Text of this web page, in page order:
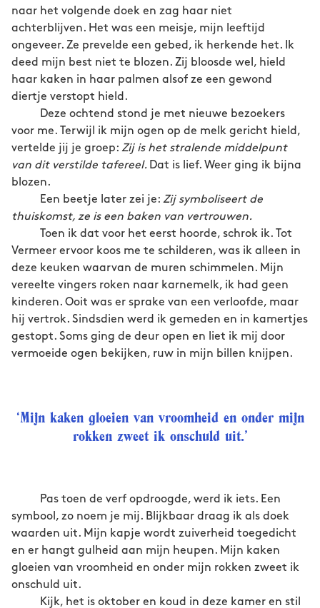
naar het volgende doek en zag haar niet
achterblijven. Het was een meisje, mijn leeftijd
ongeveer. Ze prevelde een gebed, ik herkende het. Ik
deed mijn best niet te blozen. Zij bloosde wel, hield
haar kaken in haar palmen alsof ze een gewond
diertje verstopt hield.
Deze ochtend stond je met nieuwe bezoekers
voor me. Terwijl ik mijn ogen op de melk gericht hield,
vertelde jij je groep: Zij is het stralende middelpunt
van dit verstilde tafereel. Dat is lief. Weer ging ik bijna
blozen.
Een beetje later zei je: Zij symboliseert de
thuiskomst, ze is een baken van vertrouwen.
Toen ik dat voor het eerst hoorde, schrok ik. Tot
Vermeer ervoor koos me te schilderen, was ik alleen in
deze keuken waarvan de muren schimmelen. Mijn
vereelte vingers roken naar karnemelk, ik had geen
kinderen. Ooit was er sprake van een verloofde, maar
hij vertrok. Sindsdien werd ik gemeden en in kamertjes
gestopt. Soms ging de deur open en liet ik mij door
vermoeide ogen bekijken, ruw in mijn billen knijpen.
‘Mijn kaken gloeien van vroomheid en onder mijn
rokken zweet ik onschuld uit.’
Pas toen de verf opdroogde, werd ik iets. Een
symbool, zo noem je mij. Blijkbaar draag ik als doek
waarden uit. Mijn kapje wordt zuiverheid toegedicht
en er hangt gulheid aan mijn heupen. Mijn kaken
gloeien van vroomheid en onder mijn rokken zweet ik
onschuld uit.
Kijk, het is oktober en koud in deze kamer en stil